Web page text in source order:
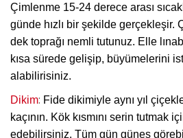
Çimlenme 15-24 derece arası
günde hızlı bir şekilde gerçekleşir.
dek toprağı nemli tutunuz. Elle
kısa sürede gelişip, büyümelerini
alabilirisiniz.
Dikim: Fide dikimiyle aynı yıl
kaçının. Kök kısmını serin tutmak
edebilirsiniz. Tüm gün güneş